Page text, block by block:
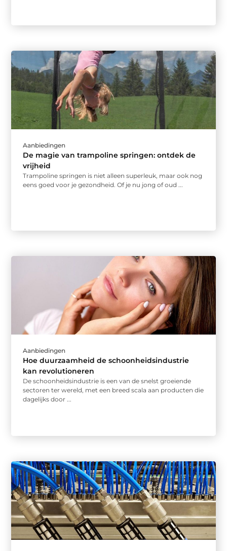
Aanbiedingen
De magie van trampoline springen: ontdek de
vrijheid
Trampoline springen is niet alleen superleuk, maar ook nog
eens goed voor je gezondheid. Of je nu jong of oud ...
Aanbiedingen
Hoe duurzaamheid de schoonheidsindustrie
kan revolutioneren
De schoonheidsindustrie is een van de snelst groeiende
sectoren ter wereld, met een breed scala aan producten die
dagelijks door ...